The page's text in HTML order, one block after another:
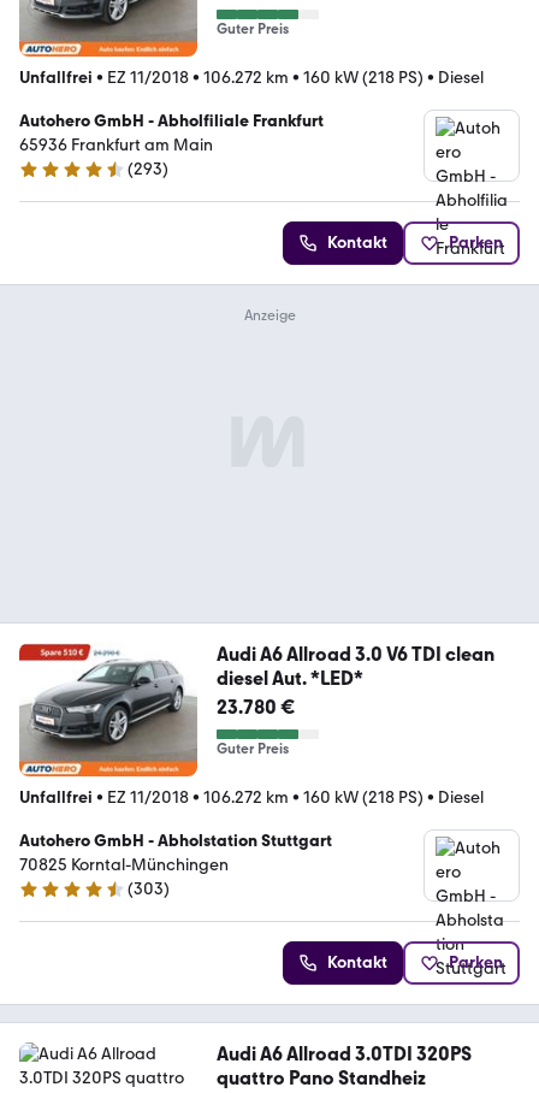
Guter Preis
Unfallfrei • EZ 11/2018• 106.272 km • 160 kW (218 PS) • Diesel
Autohero GmbH - Abholfiliale Frankfurt
65936 Frankfurt am Main
4.6 Sterne
(293)
Kontakt Parken
Audi A6 Allroad 3.0 V6 TDI clean
diesel Aut. *LED*
23.780 €
Guter Preis
Unfallfrei • EZ 11/2018• 106.272 km • 160 kW (218 PS) • Diesel
Autohero GmbH - Abholstation Stuttgart
70825 Korntal-Münchingen
4.4 Sterne
(303)
Kontakt Parken
Audi A6 Allroad 3.0TDI 320PS
quattro Pano Standheiz